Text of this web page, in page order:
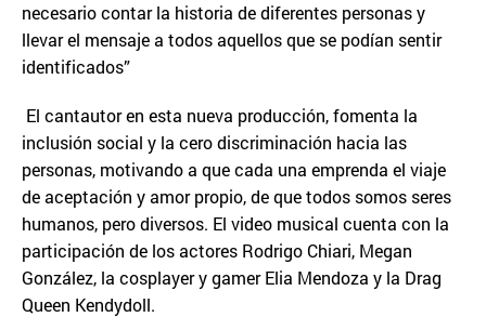
necesario contar la historia de diferentes personas y
llevar el mensaje a todos aquellos que se podían sentir
identificados”
El cantautor en esta nueva producción, fomenta la
inclusión social y la cero discriminación hacia las
personas, motivando a que cada una emprenda el viaje
de aceptación y amor propio, de que todos somos seres
humanos, pero diversos. El video musical cuenta con la
participación de los actores Rodrigo Chiari, Megan
González, la cosplayer y gamer Elia Mendoza y la Drag
Queen Kendydoll.